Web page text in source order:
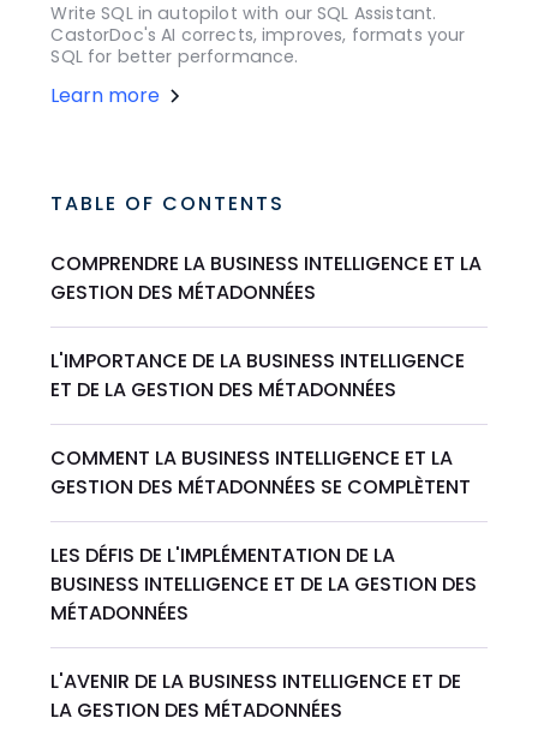
Write SQL in autopilot with our SQL Assistant.
CastorDoc's AI corrects, improves, formats your
SQL for better performance.
Learn more
TABLE OF CONTENTS
COMPRENDRE LA BUSINESS INTELLIGENCE ET LA
GESTION DES MÉTADONNÉES
L'IMPORTANCE DE LA BUSINESS INTELLIGENCE
ET DE LA GESTION DES MÉTADONNÉES
COMMENT LA BUSINESS INTELLIGENCE ET LA
GESTION DES MÉTADONNÉES SE COMPLÈTENT
LES DÉFIS DE L'IMPLÉMENTATION DE LA
BUSINESS INTELLIGENCE ET DE LA GESTION DES
MÉTADONNÉES
L'AVENIR DE LA BUSINESS INTELLIGENCE ET DE
LA GESTION DES MÉTADONNÉES